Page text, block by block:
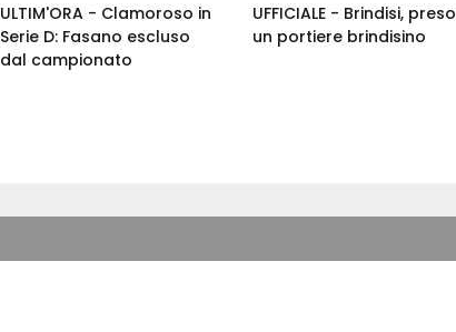
ULTIM'ORA - Clamoroso in
Serie D: Fasano escluso
dal campionato
UFFICIALE - Brindisi, preso
un portiere brindisino